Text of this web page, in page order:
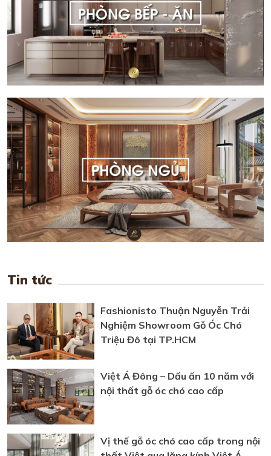
Tin tức
Fashionisto Thuận Nguyễn Trải
Nghiệm Showroom Gỗ Óc Chó
Triệu Đô tại TP.HCM
Việt Á Đông – Dấu ấn 10 năm với
nội thất gỗ óc chó cao cấp
Vị thế gỗ óc chó cao cấp trong nội